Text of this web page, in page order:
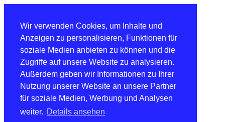
Wir verwenden Cookies, um Inhalte und
Anzeigen zu personalisieren, Funktionen für
soziale Medien anbieten zu können und die
Zugriffe auf unsere Website zu analysieren.
Außerdem geben wir Informationen zu Ihrer
Nutzung unserer Website an unsere Partner
für soziale Medien, Werbung und Analysen
weiter. Details ansehen